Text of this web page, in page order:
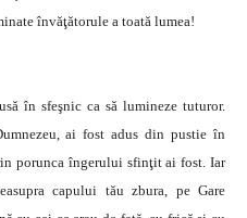
învăţătorule a toată lumea!
în sfeşnic ca să lumineze tuturor.
ai fost adus din pustie în
porunca îngerului sfinţit ai fost. Iar
capului tău zbura, pe Gare